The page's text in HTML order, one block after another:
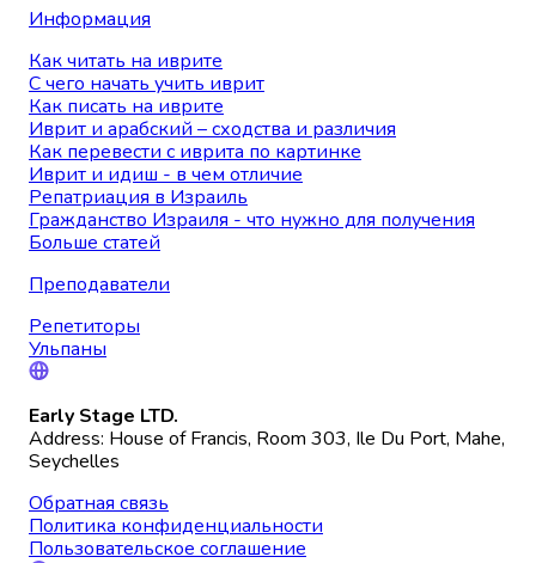
Информация
Как читать на иврите
С чего начать учить иврит
Как писать на иврите
Иврит и арабский – сходства и различия
Как перевести с иврита по картинке
Иврит и идиш - в чем отличие
Репатриация в Израиль
Гражданство Израиля - что нужно для получения
Больше статей
Преподаватели
Репетиторы
Ульпаны
Early Stage LTD.
Address: House of Francis, Room 303, Ile Du Port, Mahe,
Seychelles
Обратная связь
Политика конфиденциальности
Пользовательское соглашение